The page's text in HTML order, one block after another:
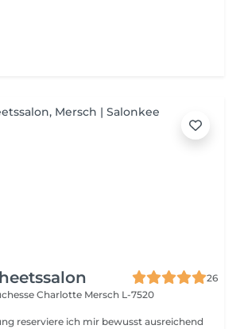
26
Charlotte Mersch L-7520
reserviere ich mir bewusst ausreichend